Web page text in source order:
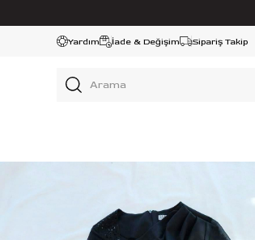
Yardım İade & Değişim Sipariş Takip